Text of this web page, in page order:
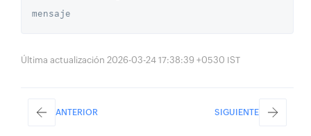
mensaje
Última actualización 2026-03-24 17:38:39 +0530 IST
ANTERIOR SIGUIENTE